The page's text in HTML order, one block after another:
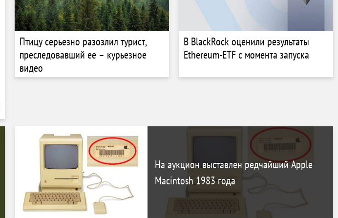
Птицу серьезно разозлил турист,
преследовавший ее – курьезное
видео
В BlackRock оценили результаты
Ethereum-ETF с момента запуска
На аукцион выставлен редчайший Apple
Macintosh 1983 года